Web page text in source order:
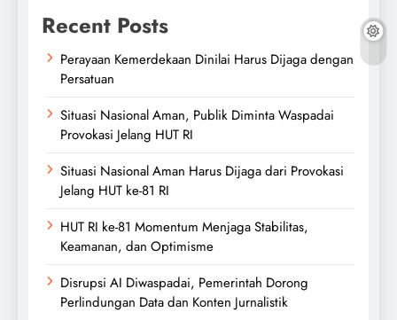
Recent Posts
Perayaan Kemerdekaan Dinilai Harus Dijaga dengan
Persatuan
Situasi Nasional Aman, Publik Diminta Waspadai
Provokasi Jelang HUT RI
Situasi Nasional Aman Harus Dijaga dari Provokasi
Jelang HUT ke-81 RI
HUT RI ke-81 Momentum Menjaga Stabilitas,
Keamanan, dan Optimisme
Disrupsi AI Diwaspadai, Pemerintah Dorong
Perlindungan Data dan Konten Jurnalistik